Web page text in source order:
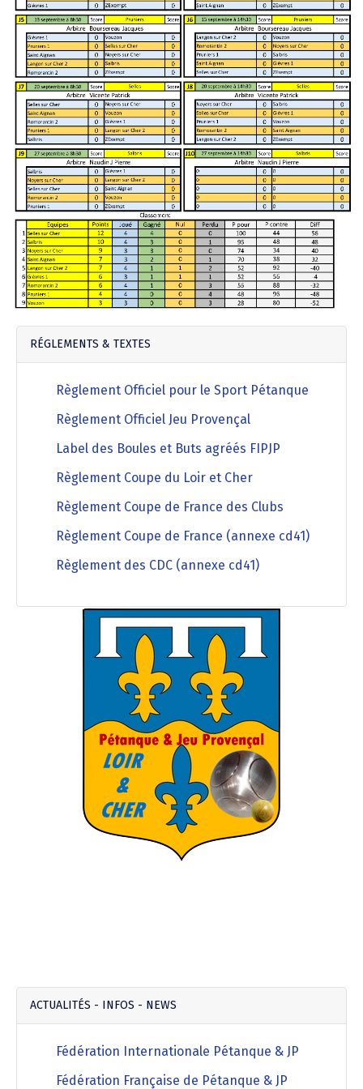
RÉGLEMENTS & TEXTES
Règlement Officiel pour le Sport Pétanque
Règlement Officiel Jeu Provençal
Label des Boules et Buts agréés FIPJP
Règlement Coupe du Loir et Cher
Règlement Coupe de France des Clubs
Règlement Coupe de France (annexe cd41)
Règlement des CDC (annexe cd41)
ACTUALITÉS - INFOS - NEWS
Fédération Internationale Pétanque & JP
Fédération Française de Pétanque & JP
Agenda Concours Vétérans
Régionaux & Championnats de France
Résultats & Classement Division 4 B
Résultats & Classement Division 5 A
Championnat Triplettes Mixtes
Championnat Triplettes Vétérans
Palmarès Comité du Loir & Cher
Championnat Individuel Féminin
Championnat Individuel Masculin